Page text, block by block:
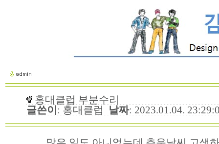
홍대클럽 부분수리
글쓴이 : 홍대클럽 날짜: 2023.01.04.